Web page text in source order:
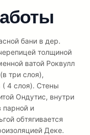
бани в дер.
толщиной
ватой Роквулл
три слоя),
( 4 слоя). Стены
Ондутис, внутри
парной и
обтягивается
Деке.